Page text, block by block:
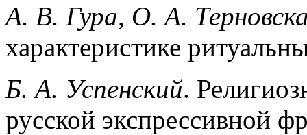
А. В. Гура, О. А.
характеристике
Б. А. Успенский.
русской экспрессивной